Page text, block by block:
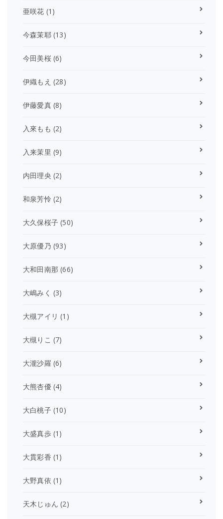
亜咲花 (1)
今森茉耶(13)
今田美桜(6)
伊織もえ (28)
伊藤愛真(8)
入來もも (2)
入来茉里 (9)
内田理央 (2)
和泉芳怜 (2)
大久保桜子 (50)
大原優乃 (93)
大和田南那 (66)
大嶋みく (3)
大槻アイリ (1)
大槻りこ (7)
大瀧沙羅 (6)
大熊杏優(4)
大白桃子(10)
大盛真歩(1)
大貫彩香 (1)
大野真依 (1)
天木じゅん (2)